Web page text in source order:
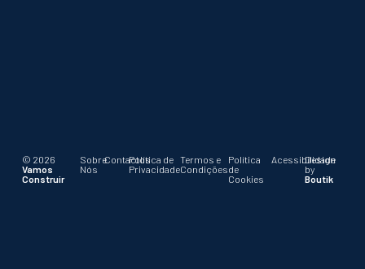
© 2026
Vamos
Construir
Sobre
Nós
ContactosPolítica de
Privacidade
Termos e
Condições
Política
de
Cookies
Acessibilidade
Design
by
Boutik